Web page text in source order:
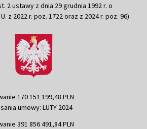
2 ustawy z dnia 29 grudnia 1992 r. o
z 2022 r. poz. 1722 oraz z 2024 r. poz. 96)
170 151 199,48 PLN
umowy: LUTY 2024
391 856 491,84 PLN